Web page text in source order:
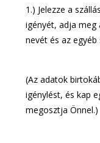
1.) Jelezze a
igényét, adja
nevét és az
(Az adatok
igénylést, és kap
megosztja Önnel.)